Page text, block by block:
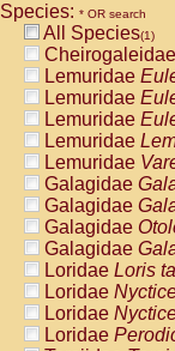
Cebidae
Cebidae
CebidaeCebus
Cebidae
Cebidae
Atelidae
Atelidae
Atelidae
Atelidae
Atelidae
Atelidae
Atelidae
AtelidaeAteles
Atelidae
Atelidae
Pitheciidae
Species: * OR search
All Species(1)
Cheirogaleidae
Lemuridae
Lemuridae
Lemuridae
Lemuridae
Lemuridae
Galagidae
Galagidae
Galagidae
Galagidae
Loridae Loris
Loridae
Loridae
Loridae